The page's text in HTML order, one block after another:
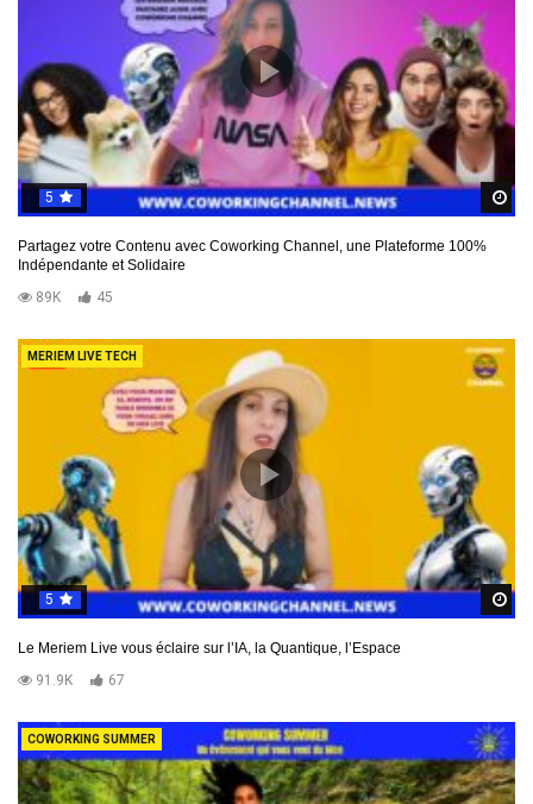
5
Partagez votre Contenu avec Coworking Channel, une Plateforme 100%
Indépendante et Solidaire
89K
45
MERIEM LIVE TECH
5
Le Meriem Live vous éclaire sur l’IA, la Quantique, l’Espace
91.9K
67
COWORKING SUMMER